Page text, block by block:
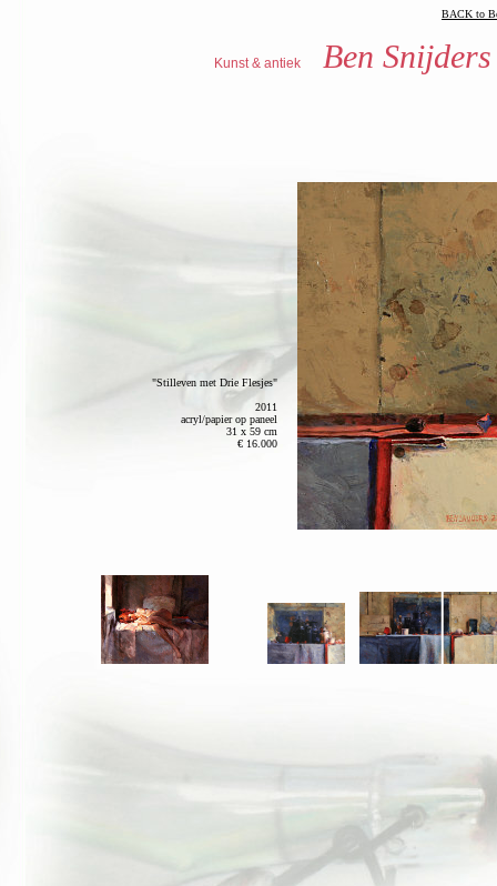
BACK to
Kunst & antiek Ben
"Stilleven met Drie Flesjes"
2011
acryl/papier op paneel
31 x 59 cm
€ 16.000